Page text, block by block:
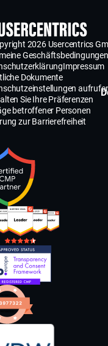
2026 Usercentrics
Geschäftsbedingungen
Impressum
Dokumente
Sie Ihre Präferenzen
betroffener Personen
zur Barrierefreiheit